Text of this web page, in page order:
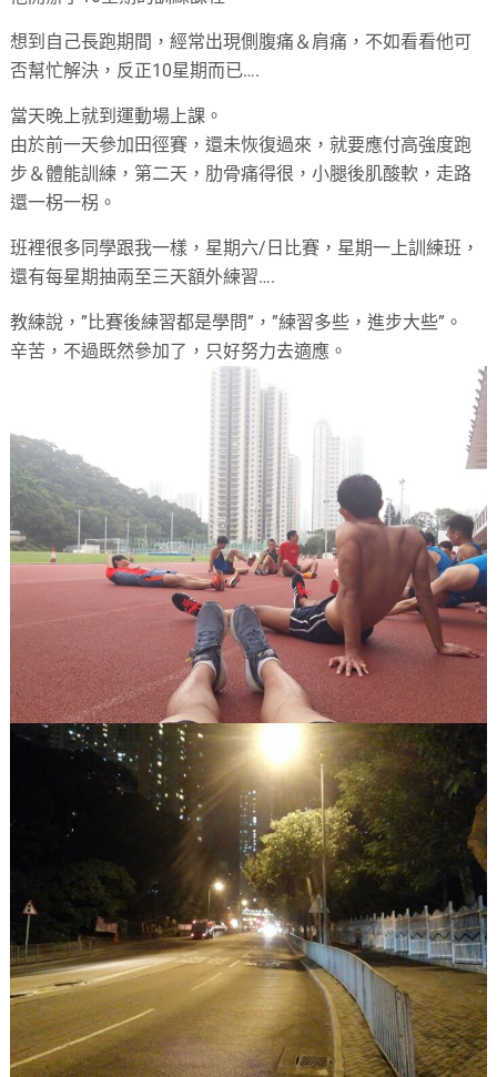
想到自己長跑期間，經常出現側腹痛＆肩痛，不如看看他可
否幫忙解決，反正10星期而已….
當天晚上就到運動場上課。
由於前一天參加田徑賽，還未恢復過來，就要應付高強度跑
步＆體能訓練，第二天，肋骨痛得很，小腿後肌酸軟，走路
還一柺一柺。
班裡很多同學跟我一樣，星期六/日比賽，星期一上訓練班，
還有每星期抽兩至三天額外練習….
教練說，”比賽後練習都是學問”，”練習多些，進步大些”。
辛苦，不過既然參加了，只好努力去適應。